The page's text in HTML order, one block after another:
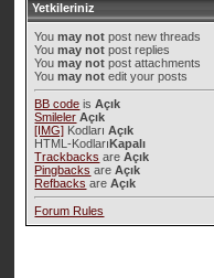
Yetkileriniz
Youmay not post new threads
Youmay not post replies
Youmay not post attachments
Youmay not edit your posts
BB code isAçık
Smileler Açık
[IMG] KodlarıAçık
HTML-KodlarıKapalı
Trackbacks areAçık
Pingbacks areAçık
Refbacks areAçık
Forum Rules